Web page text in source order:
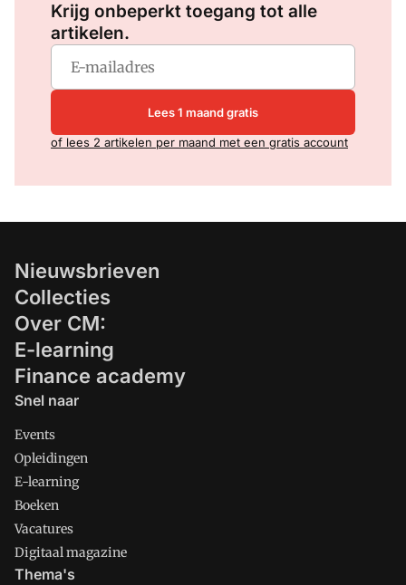
Krijg onbeperkt toegang tot alle
artikelen.
Lees 1 maand gratis
of lees 2 artikelen per maand met een gratis account
Nieuwsbrieven
Collecties
Over CM:
E-learning
Finance academy
Snel naar
Events
Opleidingen
E-learning
Boeken
Vacatures
Digitaal magazine
Thema's